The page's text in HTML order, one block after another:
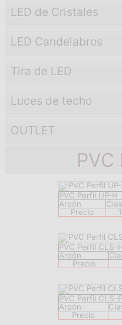
LED de Cristales
LED Candelabros
Tira de LED
Luces de techo
OUTLET
PVC Perfil UP-H
Arpón
Precio
PVC Perfil CLS-
Arpón
Precio
PVC Perfil CLS-F
Arpón
Precio